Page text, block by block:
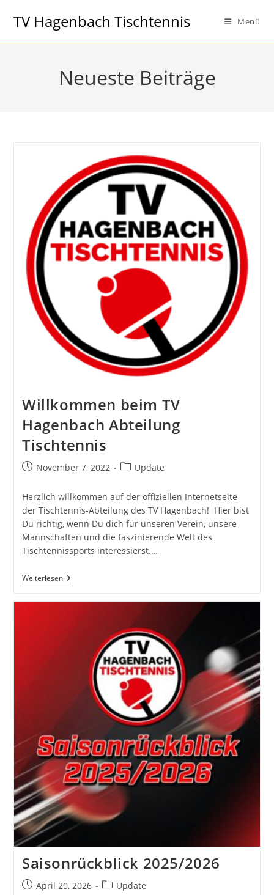
InhaltTV Hagenbach Tischtennis Menü
Neueste Beiträge
Willkommen beim TV
Hagenbach Abteilung
Tischtennis
BeitragNovember 7, 2022
Beitrags-
Update
Herzlich willkommen auf der offiziellen Internetseite
der Tischtennis-Abteilung des TV Hagenbach! Hier bist
Du richtig, wenn Du dich für unseren Verein, unsere
Mannschaften und die faszinierende Welt des
Tischtennissports interessierst.…
WeiterlesenWillkommen
Beim
Saisonrückblick 2025/2026
BeitragApril 20, 2026
Beitrags-
Update